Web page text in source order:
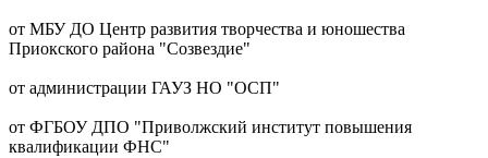
от МБУ ДО Центр развития творчества и юношества
Приокского района "Созвездие"
от администрации ГАУЗ НО "ОСП"
от ФГБОУ ДПО "Приволжский институт повышения
квалификации ФНС"